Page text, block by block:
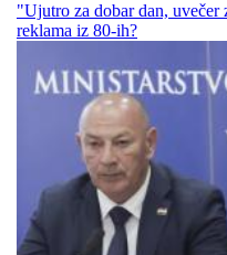
"Ujutro za dobar dan, uvečer
reklama iz 80-ih?